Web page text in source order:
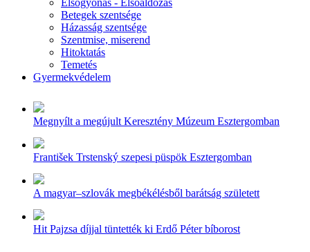
Elsőgyónás - Elsőáldozás
Betegek szentsége
Házasság szentsége
Szentmise, miserend
Hitoktatás
Temetés
Gyermekvédelem
Megnyílt a megújult Keresztény Múzeum Esztergomban
František Trstenský szepesi püspök Esztergomban
A magyar–szlovák megbékélésből barátság született
Hit Pajzsa díjjal tüntették ki Erdő Péter bíborost